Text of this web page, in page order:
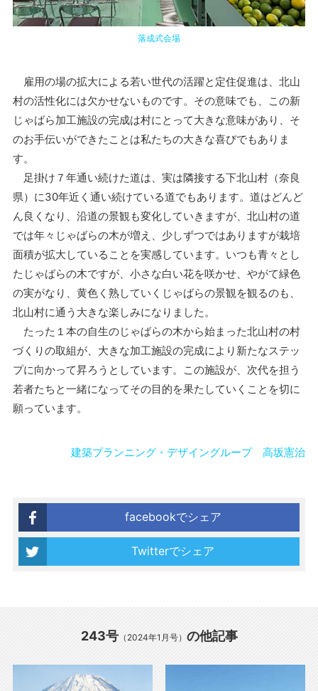
落成式会場
雇用の場の拡大による若い世代の活躍と定住促進は、北山
村の活性化には欠かせないものです。その意味でも、この新
じゃばら加工施設の完成は村にとって大きな意味があり、そ
のお手伝いができたことは私たちの大きな喜びでもありま
す。
足掛け７年通い続けた道は、実は隣接する下北山村（奈良
県）に30年近く通い続けている道でもあります。道はどんど
ん良くなり、沿道の景観も変化していきますが、北山村の道
では年々じゃばらの木が増え、少しずつではありますが栽培
面積が拡大していることを実感しています。いつも青々とし
たじゃばらの木ですが、小さな白い花を咲かせ、やがて緑色
の実がなり、黄色く熟していくじゃばらの景観を観るのも、
北山村に通う大きな楽しみになりました。
たった１本の自生のじゃばらの木から始まった北山村の村
づくりの取組が、大きな加工施設の完成により新たなステッ
プに向かって昇ろうとしています。この施設が、次代を担う
若者たちと一緒になってその目的を果たしていくことを切に
願っています。
建築プランニング・デザイングループ 高坂憲治
facebookでシェア
Twitterでシェア
243号（2024年1月号） の他記事